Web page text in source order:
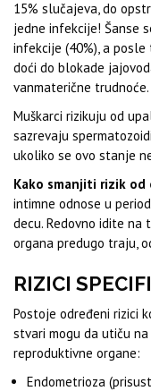
15% slučajeva, do
jedne infekcije! Šanse
infekcije (40%), a
doći do blokade
vanmaterične trudnoće.
Muškarci rizikuju od
sazrevaju
ukoliko se ovo stanje
Kako smanjiti rizik
intimne odnose u
decu. Redovno idite
organa predugo traju,
RIZICI
Postoje određeni rizici
stvari mogu da utiču
reproduktivne organe:
Endometrioza